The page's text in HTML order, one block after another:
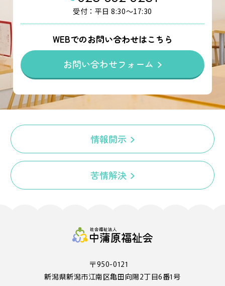
受付：平日 8:30～17:30
WEBでのお問い合わせはこちら
お問い合わせフォーム
情報開示
苦情解決
〒950-0121
新潟県新潟市江南区亀田向陽2丁目6番1号